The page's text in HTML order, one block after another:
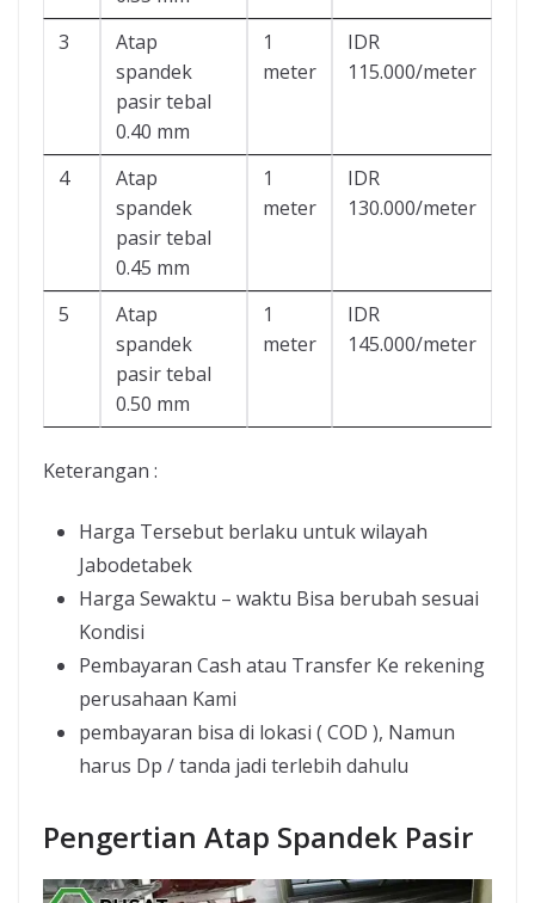
3
Atap
spandek
pasir tebal
0.40 mm
1
meter
IDR
115.000/meter
4
Atap
spandek
pasir tebal
0.45 mm
1
meter
IDR
130.000/meter
5
Atap
spandek
pasir tebal
0.50 mm
1
meter
IDR
145.000/meter
Keterangan :
Harga Tersebut berlaku untuk wilayah
Jabodetabek
Harga Sewaktu – waktu Bisa berubah sesuai
Kondisi
Pembayaran Cash atau Transfer Ke rekening
perusahaan Kami
pembayaran bisa di lokasi ( COD ), Namun
harus Dp / tanda jadi terlebih dahulu
Pengertian Atap Spandek Pasir